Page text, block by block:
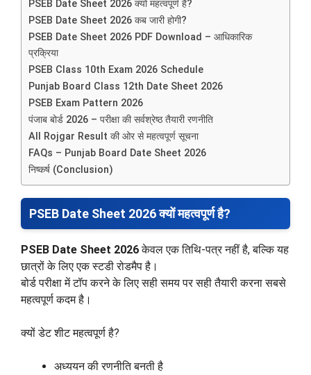
PSEB Date Sheet 2026 क्यों महत्वपूर्ण है?
PSEB Date Sheet 2026 कब जारी होगी?
PSEB Date Sheet 2026 PDF Download – आधिकारिक
प्रक्रिया
PSEB Class 10th Exam 2026 Schedule
Punjab Board Class 12th Date Sheet 2026
PSEB Exam Pattern 2026
पंजाब बोर्ड 2026 – परीक्षा की सर्वश्रेष्ठ तैयारी रणनीति
All Rojgar Result की ओर से महत्वपूर्ण सूचना
FAQs – Punjab Board Date Sheet 2026
निष्कर्ष (Conclusion)
PSEB Date Sheet 2026 क्यों महत्वपूर्ण है?
PSEB Date Sheet 2026केवल एक तिथि-पत्र नहीं है, बल्कि यह
छात्रों के लिए एक स्टडी रोडमैप है।
बोर्ड परीक्षा में टॉप करने के लिए सही समय पर सही तैयारी करना सबसे
महत्वपूर्ण कदम है।
क्यों डेट शीट महत्वपूर्ण है?
अध्ययन की रणनीति बनती है